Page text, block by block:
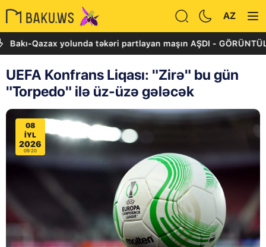
AZ
Qazax yolunda təkəri partlayan maşın AŞDI - GÖRÜNTÜLƏR
UEFA Konfrans Liqası: "Zirə" bu gün
"Torpedo" ilə üz-üzə gələcək
08
IYL
2026
09:20